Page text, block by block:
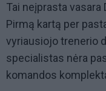
Tai neįprasta
Pirmą kartą per
vyriausiojo trenerio
specialistas nėra
komandos